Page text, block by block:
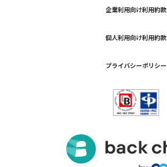
企業利用向け利用約款
個人利用向け利用約款
プライバシーポリシー